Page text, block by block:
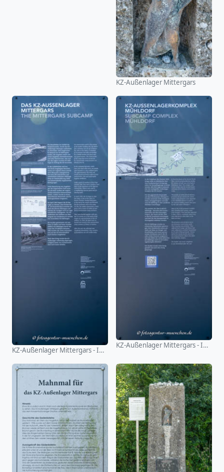
KZ-Außenlager Mittergars
KZ-Außenlager Mittergars - Infotafel
KZ-Außenlager Mittergars - Infotafel